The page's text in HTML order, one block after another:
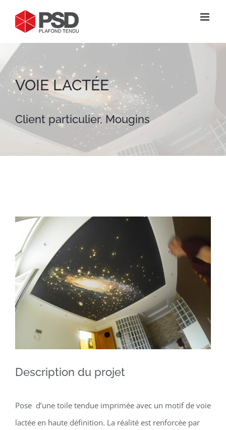
contenu
VOIE LACTÉE
Client particulier, Mougins
View
Larger
Image
Description du projet
Pose d’une toile tendue imprimée avec un motif de voie
lactée en haute définition. La réalité est renforcée par